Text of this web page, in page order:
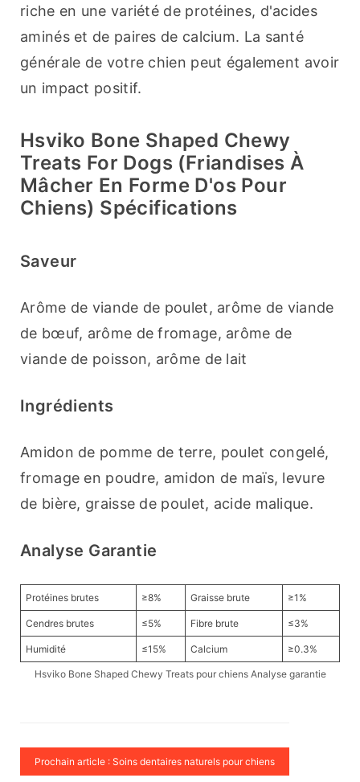
riche en une variété de protéines, d'acides
aminés et de paires de calcium. La santé
générale de votre chien peut également avoir
un impact positif.
Hsviko Bone Shaped Chewy
Treats For Dogs (friandises À
Mâcher En Forme D'os Pour
Chiens) Spécifications
Saveur
Arôme de viande de poulet, arôme de viande
de bœuf, arôme de fromage, arôme de
viande de poisson, arôme de lait
Ingrédients
Amidon de pomme de terre, poulet congelé,
fromage en poudre, amidon de maïs, levure
de bière, graisse de poulet, acide malique.
Analyse Garantie
Protéines brutes ≥8% Graisse brute ≥1%
Cendres brutes ≤5% Fibre brute ≤3%
Humidité ≤15% Calcium ≥0.3%
Hsviko Bone Shaped Chewy Treats pour chiens Analyse garantie
Prochain article : Soins dentaires naturels pour chiens